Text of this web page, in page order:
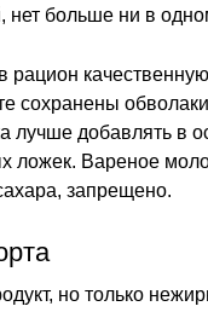
нет больше ни в
сохранены
лучше добавлять в
ложек. Вареное
запрещено.
но только